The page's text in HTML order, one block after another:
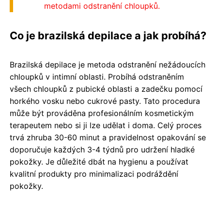
metodami odstranění chloupků.
Co je brazilská depilace a jak probíhá?
Brazilská depilace je metoda odstranění nežádoucích
chloupků v intimní oblasti. Probíhá odstraněním
všech chloupků z pubické oblasti a zadečku pomocí
horkého vosku nebo cukrové pasty. Tato procedura
může být prováděna profesionálním kosmetickým
terapeutem nebo si ji lze udělat i doma. Celý proces
trvá zhruba 30-60 minut a pravidelnost opakování se
doporučuje každých 3-4 týdnů pro udržení hladké
pokožky. Je důležité dbát na hygienu a používat
kvalitní produkty pro minimalizaci podráždění
pokožky.